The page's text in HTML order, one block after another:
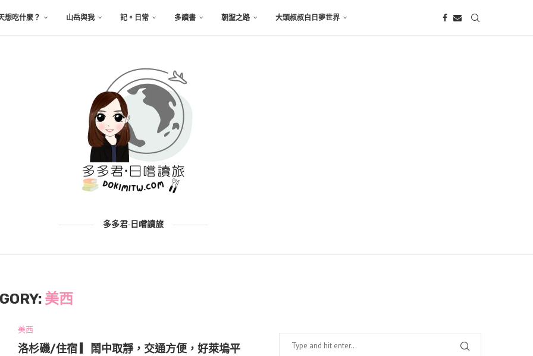
想吃什麼？ 山岳與我 記。日常 多讀書 朝聖之路 大頭叔叔白日夢世界
多多君·日嚐讀旅
美西
美西
洛杉磯/住宿 ▎鬧中取靜，交通方便，好萊塢平